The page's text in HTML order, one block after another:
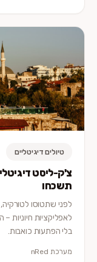
טיולים דיגיטליים
תשכחו
לאפליקציות חיוניות
בלי הפתעות כואבות.
מערכת nRed